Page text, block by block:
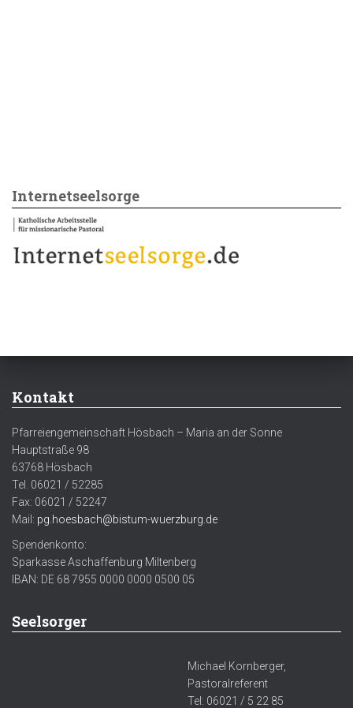
Internetseelsorge
Kontakt
Pfarreiengemeinschaft Hösbach – Maria an der Sonne
Hauptstraße 98
63768 Hösbach
Tel. 06021 / 52285
Fax: 06021 / 52247
Mail: pg.hoesbach@bistum-wuerzburg.de
Spendenkonto:
Sparkasse Aschaffenburg Miltenberg
IBAN: DE 68 7955 0000 0000 0500 05
Seelsorger
Michael Kornberger,
Pastoralreferent
Tel: 06021 / 5 22 85